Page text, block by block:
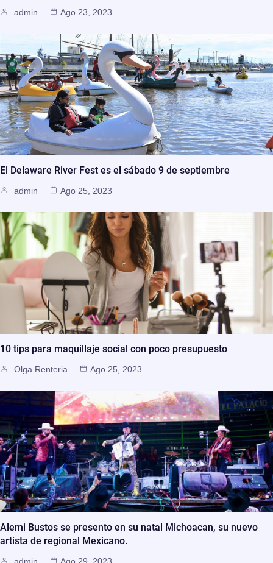
admin Ago 23, 2023
El Delaware River Fest es el sábado 9 de septiembre
admin Ago 25, 2023
10 tips para maquillaje social con poco presupuesto
Olga Renteria Ago 25, 2023
Alemi Bustos se presento en su natal Michoacan, su nuevo
artista de regional Mexicano.